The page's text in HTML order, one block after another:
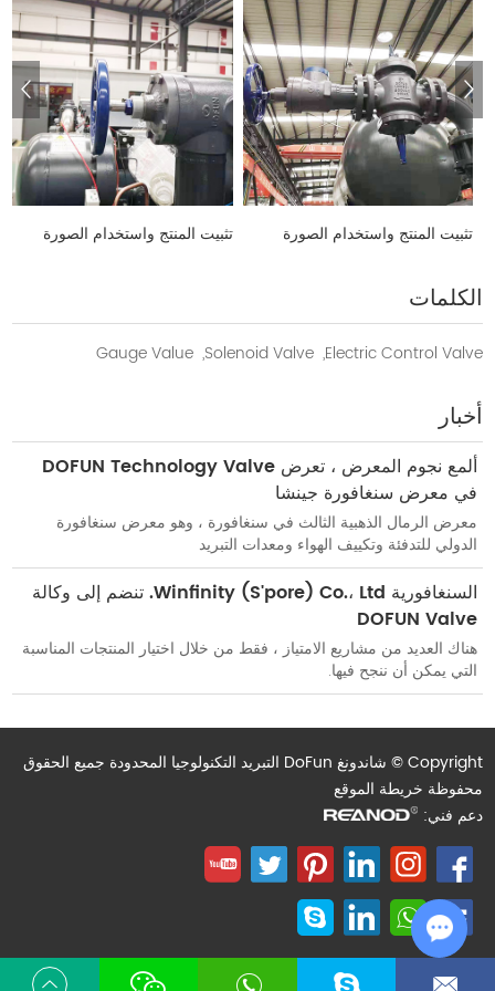
تثبيت المنتج واستخدام الصورة تثبيت المنتج واستخدام الصورة
الكلمات
Electric Control Valve,
Solenoid Valve,
Gauge Value
أخبار
ألمع نجوم المعرض ، تعرض DOFUN Technology Valve
في معرض سنغافورة جينشا
معرض الرمال الذهبية الثالث في سنغافورة ، وهو معرض سنغافورة
الدولي للتدفئة وتكييف الهواء ومعدات التبريد
السنغافورية Winfinity (S'pore) Co.، Ltd. تنضم إلى وكالة
DOFUN Valve
هناك العديد من مشاريع الامتياز ، فقط من خلال اختيار المنتجات المناسبة
التي يمكن أن ننجح فيها.
Copyright © شاندونغ DoFun التبريد التكنولوجيا المحدودة جميع الحقوق
محفوظة خريطة الموقع
دعم فني:
Chat with Us